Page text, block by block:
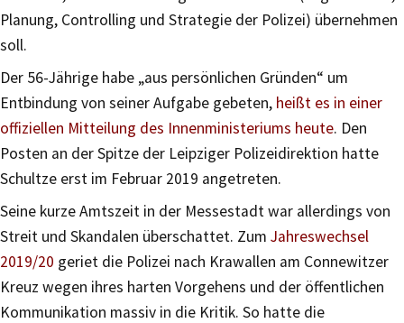
Planung, Controlling und Strategie der Polizei) übernehmen
soll.
Der 56-Jährige habe „aus persönlichen Gründen“ um
Entbindung von seiner Aufgabe gebeten, heißt es in einer
offiziellen Mitteilung des Innenministeriums heute. Den
Posten an der Spitze der Leipziger Polizeidirektion hatte
Schultze erst im Februar 2019 angetreten.
Seine kurze Amtszeit in der Messestadt war allerdings von
Streit und Skandalen überschattet. Zum Jahreswechsel
2019/20 geriet die Polizei nach Krawallen am Connewitzer
Kreuz wegen ihres harten Vorgehens und der öffentlichen
Kommunikation massiv in die Kritik. So hatte die